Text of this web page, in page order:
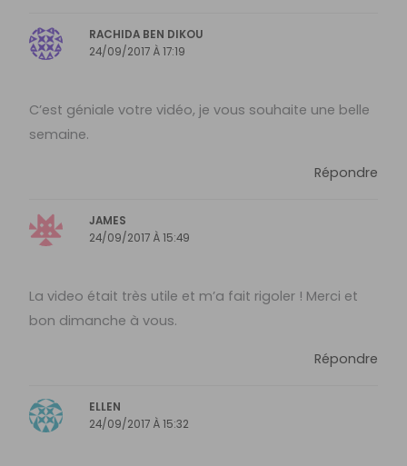
RACHIDA BEN DIKOU
24/09/2017 À 17:19
C’est géniale votre vidéo, je vous souhaite une belle
semaine.
Répondre
JAMES
24/09/2017 À 15:49
La video était très utile et m’a fait rigoler ! Merci et
bon dimanche à vous.
Répondre
ELLEN
24/09/2017 À 15:32